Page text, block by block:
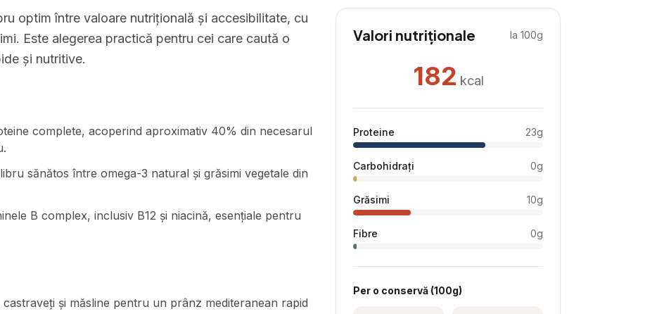
optim între valoare nutrițională și accesibilitate, cu
Este alegerea practică pentru cei care caută o
și nutritive.
complete, acoperind aproximativ 40% din necesarul
sănătos între omega-3 natural și grăsimi vegetale din
B complex, inclusiv B12 și niacină, esențiale pentru
și măsline pentru un prânz mediteranean rapid
Valori nutriționale la 100g
182 kcal
Proteine 23g
Carbohidrați 0g
Grăsimi 10g
Fibre 0g
Per o conservă (100g)